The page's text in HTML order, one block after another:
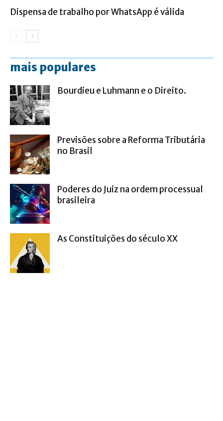
Dispensa de trabalho por WhatsApp é válida
mais populares
Bourdieu e Luhmann e o Direito.
Previsões sobre a Reforma Tributária
no Brasil
Poderes do Juiz na ordem processual
brasileira
As Constituições do século XX